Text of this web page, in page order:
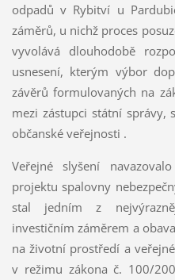
odpadů v Rybitví u
záměrů, u nichž proces
vyvolává dlouhodobě
usnesení, kterým výbor
závěrů formulovaných na
mezi zástupci státní správy,
občanské veřejnosti .
Veřejné slyšení
projektu spalovny
stal jedním z
investičním záměrem a
na životní prostředí a
v režimu zákona č. 100/